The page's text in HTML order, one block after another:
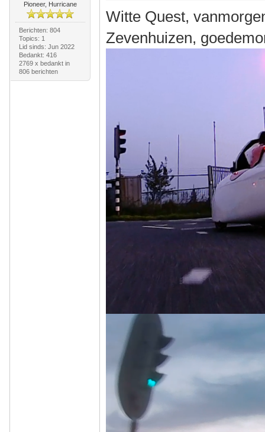
Pioneer, Hurricane
Berichten: 804
Topics: 1
Lid sinds: Jun 2022
Bedankt: 416
2769 x bedankt in
806 berichten
Witte Quest,
Zevenhuizen,